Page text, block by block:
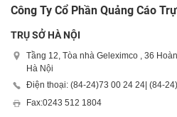
Công Ty Cổ Phần Quảng Cáo
TRỤ SỞ HÀ NỘI
Tầng 12, Tòa nhà Geleximco , 36
Hà Nội
Điện thoại: (84-24)73 00 24 24 | (84-24)
Fax:0243 512 1804